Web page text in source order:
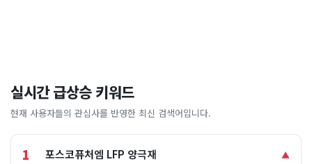
실시간 급상승 키워드
현재 사용자들의 관심사를 반영한 최신 검색어입니다.
1 포스코퓨처엠 LFP 양극재 ▲